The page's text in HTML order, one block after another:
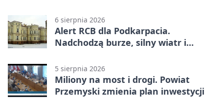
6 sierpnia 2026
Alert RCB dla Podkarpacia.
Nadchodzą burze, silny wiatr i
5 sierpnia 2026
Miliony na most i drogi. Powiat
Przemyski zmienia plan inwestycji